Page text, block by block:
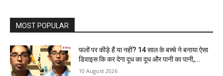
MOST POPULAR
फलों पर कीड़े हैं या नहीं? 14 साल के बच्चे ने बनाया ऐसा
डिवाइस कि कर देगा दूध का दूध और पानी का पानी,...
10 August 2026